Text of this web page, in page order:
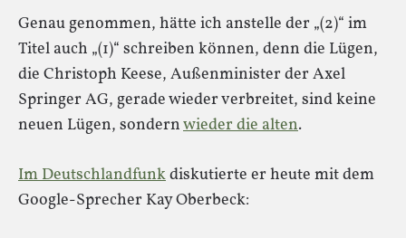
Genau genommen, hätte ich anstelle der „(2)“ im
Titel auch „(1)“ schreiben können, denn die Lügen,
die Christoph Keese, Außenminister der Axel
Springer AG, gerade wieder verbreitet, sind keine
neuen Lügen, sondernwieder die alten.
Im Deutschlandfunkdiskutierte er heute mit dem
Google-Sprecher Kay Oberbeck: